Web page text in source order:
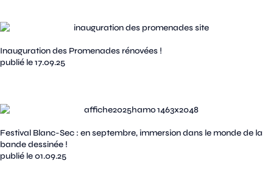
Inauguration des Promenades rénovées !
publié le 17.09.25
Festival Blanc-Sec : en septembre, immersion dans le monde de la
bande dessinée !
publié le 01.09.25